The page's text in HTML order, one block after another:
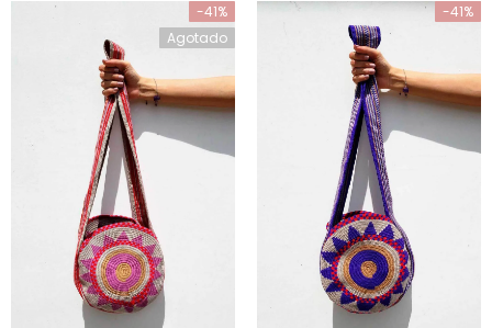
-41%
Agotado
-41%